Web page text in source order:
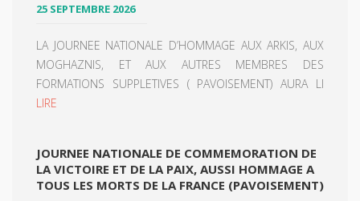
25 SEPTEMBRE 2026
LA JOURNEE NATIONALE D’HOMMAGE AUX ARKIS, AUX
MOGHAZNIS, ET AUX AUTRES MEMBRES DES
FORMATIONS SUPPLETIVES ( PAVOISEMENT) AURA LI
LIRE
JOURNEE NATIONALE DE COMMEMORATION DE
LA VICTOIRE ET DE LA PAIX, AUSSI HOMMAGE A
TOUS LES MORTS DE LA FRANCE (PAVOISEMENT)